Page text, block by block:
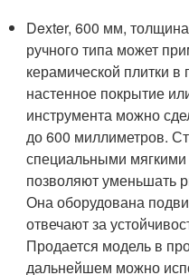
Dexter, 600 мм,
ручного типа может
керамической плитки в
настенное покрытие
инструмента можно
до 600 миллиметров.
специальными
позволяют уменьшать
Она оборудована
отвечают за
Продается модель в
дальнейшем можно